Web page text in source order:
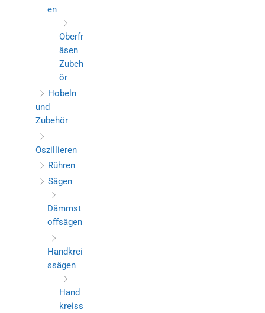
en
Oberfr
äsen
Zubeh
ör
Hobeln
und
Zubehör
Oszillieren
Rühren
Sägen
Dämmst
offsägen
Handkrei
ssägen
Hand
kreiss